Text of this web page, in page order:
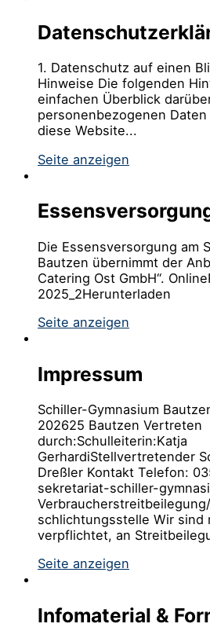
1. Datenschutz auf einen
Hinweise Die folgenden
einfachen Überblick
personenbezogenen
diese Website...
Seite anzeigen
Die Essensversorgung am
Bautzen übernimmt der
Catering Ost GmbH“.
2025_2Herunterladen
Seite anzeigen
Impressum
Schil­ler-Gym­na­si­um
202625 Baut­zen Vertreten
durch:Schulleiterin:Katja
GerhardiStellvertretender
Dreß­ler Kontakt Telefon:
sekretariat-schiller-
schlichtungs­stelle Wir sind
verpflichtet, an
Seite anzeigen
Infomaterial &